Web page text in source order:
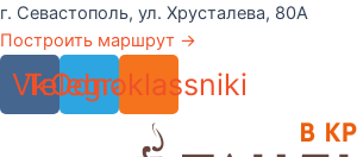
Перейти
к
содержимому
г. Севастополь, ул. Хрусталева, 80А
Построить маршрут →
Vk
Telegram
Odnoklassniki